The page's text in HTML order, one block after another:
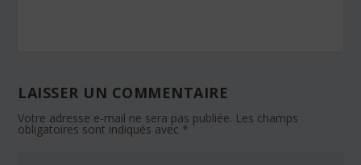
LAISSER UN COMMENTAIRE
Votre adresse e-mail ne sera pas publiée. Les champs
obligatoires sont indiqués avec *